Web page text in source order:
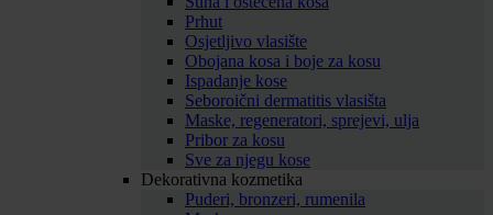
Prhut
Osjetljivo vlasište
Obojana kosa i boje za kosu
Ispadanje kose
Seboroični dermatitis vlasišta
Maske, regeneratori, sprejevi, ulja
Pribor za kosu
Sve za njegu kose
Dekorativna kozmetika
Puderi, bronzeri, rumenila